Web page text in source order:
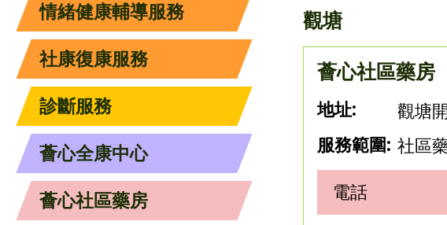
情緒健康輔導服務
社康復康服務
診斷服務
薈心全康中心
薈心社區藥房
觀塘
薈心社區藥房
地址: 觀塘
服務範圍: 社區
電話